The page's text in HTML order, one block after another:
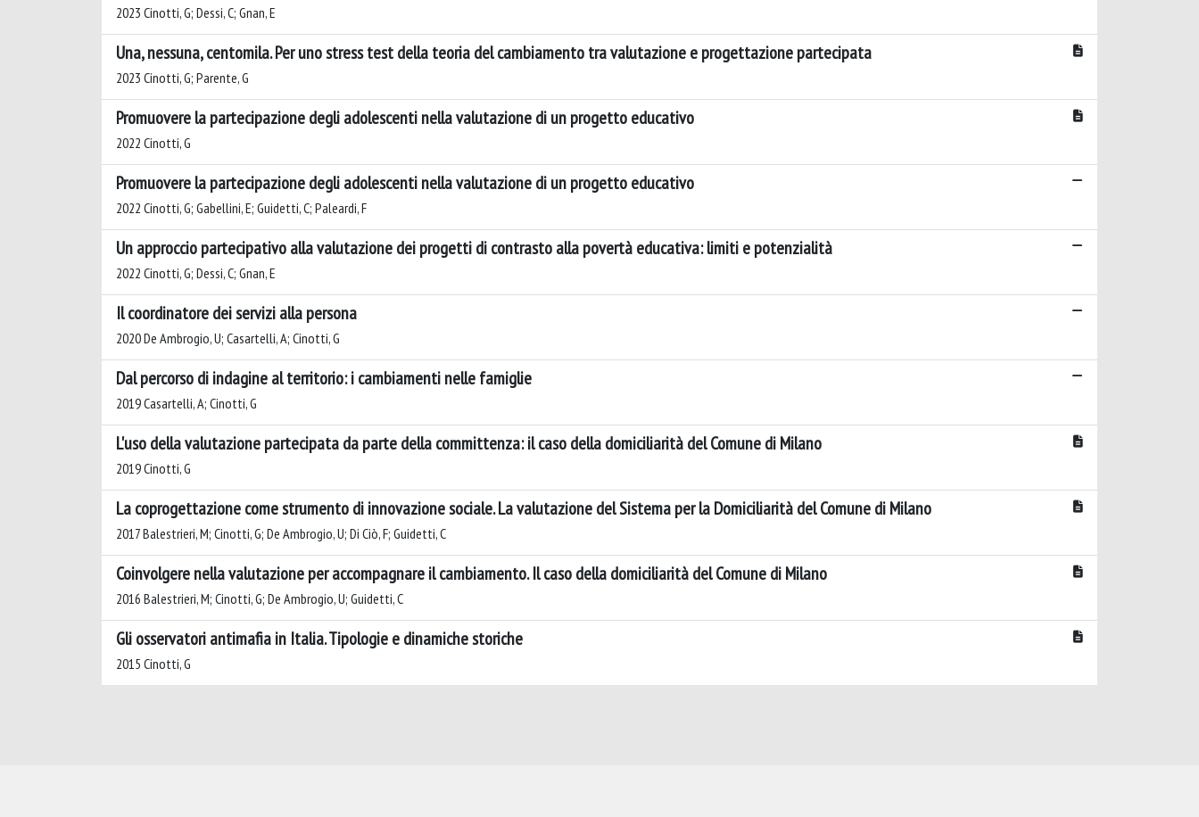
2023 Cinotti, G; Dessi, C; Gnan, E
Una, nessuna, centomila. Per uno stress test della teoria del cambiamento tra valutazione e progettazione partecipata
2023 Cinotti, G; Parente, G
Promuovere la partecipazione degli adolescenti nella valutazione di un progetto educativo
2022 Cinotti, G
Promuovere la partecipazione degli adolescenti nella valutazione di un progetto educativo
2022 Cinotti, G; Gabellini, E; Guidetti, C; Paleardi, F
Un approccio partecipativo alla valutazione dei progetti di contrasto alla povertà educativa: limiti e potenzialità
2022 Cinotti, G; Dessi, C; Gnan, E
Il coordinatore dei servizi alla persona
2020 De Ambrogio, U; Casartelli, A; Cinotti, G
Dal percorso di indagine al territorio: i cambiamenti nelle famiglie
2019 Casartelli, A; Cinotti, G
L'uso della valutazione partecipata da parte della committenza: il caso della domiciliarità del Comune di Milano
2019 Cinotti, G
La coprogettazione come strumento di innovazione sociale. La valutazione del Sistema per la Domiciliarità del Comune di Milano
2017 Balestrieri, M; Cinotti, G; De Ambrogio, U; Di Ciò, F; Guidetti, C
Coinvolgere nella valutazione per accompagnare il cambiamento. Il caso della domiciliarità del Comune di Milano
2016 Balestrieri, M; Cinotti, G; De Ambrogio, U; Guidetti, C
Gli osservatori antimafia in Italia. Tipologie e dinamiche storiche
2015 Cinotti, G